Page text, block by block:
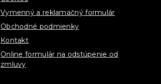
Vymenný a reklamačný formulár
Obchodné podmienky
Kontakt
Online formulár na odstúpenie od
zmluvy